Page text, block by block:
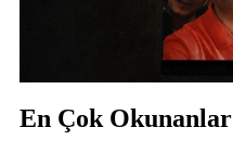
En Çok Okunanlar